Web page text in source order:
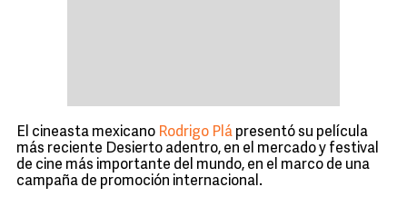
El cineasta mexicano Rodrigo Plá presentó su película
más reciente Desierto adentro, en el mercado y festival
de cine más importante del mundo, en el marco de una
campaña de promoción internacional.